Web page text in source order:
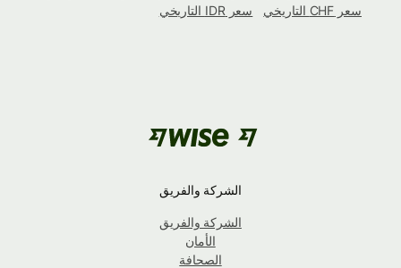
سعر CHF التاريخي
سعر IDR التاريخي
الشركة والفريق
الشركة والفريق
الأمان
الصحافة